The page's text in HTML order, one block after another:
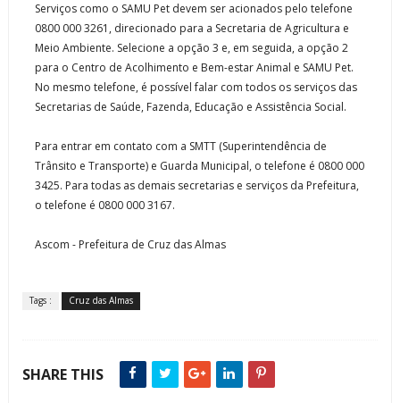
Serviços como o SAMU Pet devem ser acionados pelo telefone
0800 000 3261, direcionado para a Secretaria de Agricultura e
Meio Ambiente. Selecione a opção 3 e, em seguida, a opção 2
para o Centro de Acolhimento e Bem-estar Animal e SAMU Pet.
No mesmo telefone, é possível falar com todos os serviços das
Secretarias de Saúde, Fazenda, Educação e Assistência Social.
Para entrar em contato com a SMTT (Superintendência de
Trânsito e Transporte) e Guarda Municipal, o telefone é 0800 000
3425. Para todas as demais secretarias e serviços da Prefeitura,
o telefone é 0800 000 3167.
Ascom - Prefeitura de Cruz das Almas
Tags : Cruz das Almas
SHARE THIS